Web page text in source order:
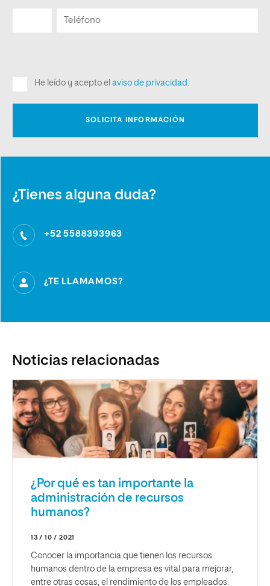
¿Tienes alguna duda?
+52 5588393963
¿TE LLAMAMOS?
Noticias relacionadas
¿Por qué es tan importante la
administración de recursos
humanos?
13 / 10 / 2021
Conocer la importancia que tienen los recursos
humanos dentro de la empresa es vital para mejorar,
entre otras cosas, el rendimiento de los empleados.